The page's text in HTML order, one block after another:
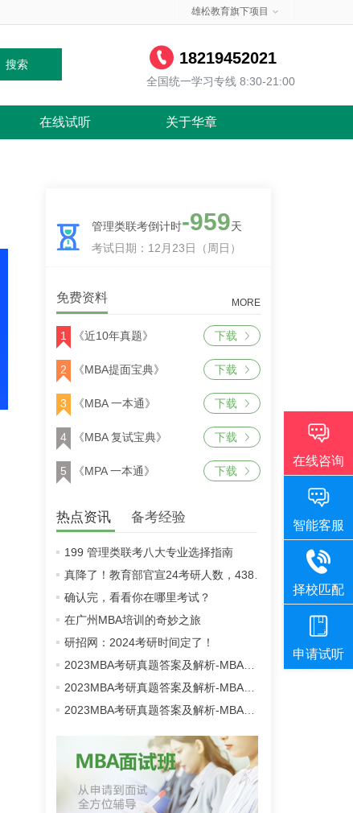
雄松教育旗下项目
搜索 18219452021
全国统一学习专线 8:30-21:00
在线试听 关于华章
管理类联考倒计时-959天
考试日期：12月23日（周日）
免费资料 MORE
1 《近10年真题》 下载
2 《MBA提面宝典》 下载
3 《MBA 一本通》 下载
4 《MBA 复试宝典》 下载
5 《MPA 一本通》 下载
热点资讯 备考经验
199 管理类联考八大专业选择指南
真降了！教育部官宣24考研人数，438万！
确认完，看看你在哪里考试？
在广州MBA培训的奇妙之旅
研招网：2024考研时间定了！
2023MBA考研真题答案及解析-MBA英语二真题解析（雄松华章文字版）
2023MBA考研真题答案及解析-MBA数学真题解析（雄松华章文字版）
2023MBA考研真题答案及解析-MBA逻辑真题解析（雄松华章文字版）